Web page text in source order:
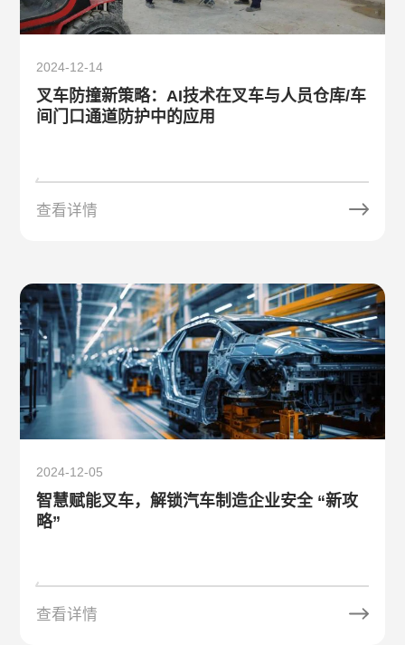
2024-12-14
叉车防撞新策略：AI技术在叉车与人员仓库/车
间门口通道防护中的应用
查看详情
2024-12-05
智慧赋能叉车，解锁汽车制造企业安全 “新攻
略”
查看详情